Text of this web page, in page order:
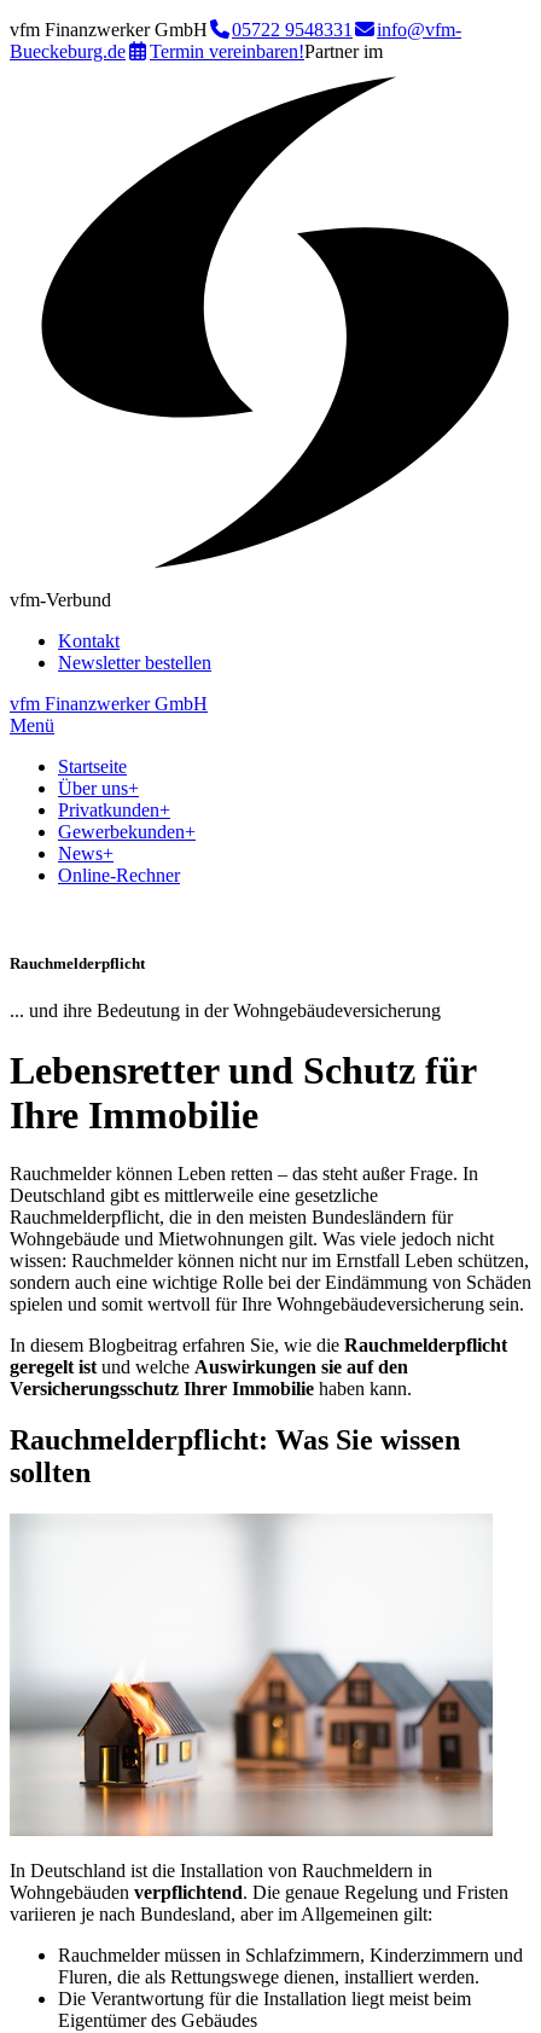
vfm Finanzwerker GmbH 05722 9548331
info@vfm-
Bueckeburg.de
Termin vereinbaren!Partner im
vfm-Verbund
Kontakt
Newsletter bestellen
vfm Finanzwerker GmbH
Menü
Startseite
Über uns+
Privatkunden+
Gewerbekunden+
News+
Online-Rechner
Rauchmelderpflicht
... und ihre Bedeutung in der Wohngebäudeversicherung
Lebensretter und Schutz für
Ihre Immobilie
Rauchmelder können Leben retten – das steht außer Frage. In
Deutschland gibt es mittlerweile eine gesetzliche
Rauchmelderpflicht, die in den meisten Bundesländern für
Wohngebäude und Mietwohnungen gilt. Was viele jedoch nicht
wissen: Rauchmelder können nicht nur im Ernstfall Leben schützen,
sondern auch eine wichtige Rolle bei der Eindämmung von Schäden
spielen und somit wertvoll für Ihre Wohngebäudeversicherung sein.
In diesem Blogbeitrag erfahren Sie, wie die Rauchmelderpflicht
geregelt ist und welche Auswirkungen sie auf den
Versicherungsschutz Ihrer Immobilie haben kann.
Rauchmelderpflicht: Was Sie wissen
sollten
In Deutschland ist die Installation von Rauchmeldern in
Wohngebäuden verpflichtend. Die genaue Regelung und Fristen
variieren je nach Bundesland, aber im Allgemeinen gilt:
Rauchmelder müssen in Schlafzimmern, Kinderzimmern und
Fluren, die als Rettungswege dienen, installiert werden.
Die Verantwortung für die Installation liegt meist beim
Eigentümer des Gebäudes